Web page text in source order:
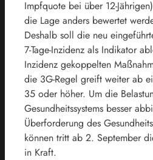
Impfquote bei über 12-
die Lage anders bewertet
Deshalb soll die neu
7-Tage-Inzidenz als Indikator
Inzidenz gekoppelten
die 3G-Regel greift weiter ab
35 oder höher. Um die
Gesundheitssystems besser
Überforderung des
können tritt ab 2. September
in Kraft.